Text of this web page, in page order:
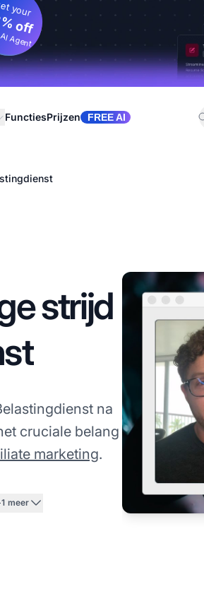
your
off
Agent
FunctiesPrijzen FREE AI
strijd
na
cruciale belang
marketing.
meer